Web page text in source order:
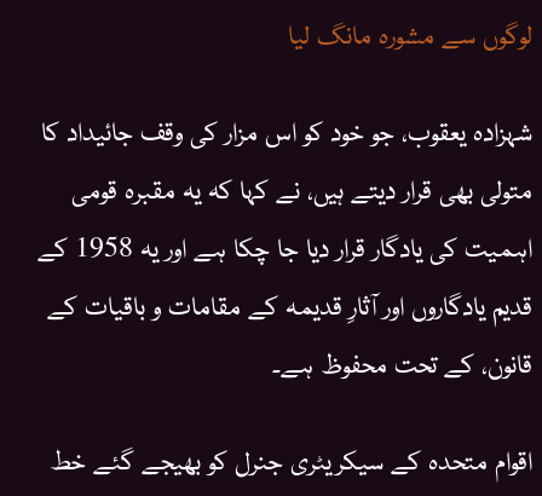
لوگوں سے مشورہ مانگ لیا
شہزادہ یعقوب، جو خود کو اس مزار کی وقف جائیداد کا
متولی بھی قرار دیتے ہیں، نے کہا کہ یہ مقبرہ قومی
اہمیت کی یادگار قرار دیا جا چکا ہے اور یہ 1958 کے
قدیم یادگاروں اور آثارِ قدیمہ کے مقامات و باقیات کے
قانون، کے تحت محفوظ ہے۔
اقوام متحدہ کے سیکریٹری جنرل کو بھیجے گئے خط